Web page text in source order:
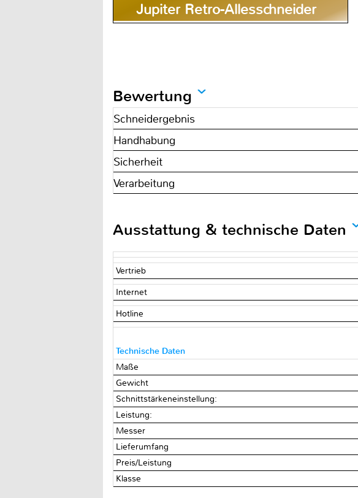
Jupiter Retro-Allesschneider
Bewertung
Schneidergebnis
Handhabung
Sicherheit
Verarbeitung
Ausstattung & technische Daten
Vertrieb
Internet
Hotline
Technische Daten
Maße
Gewicht
Schnittstärkeneinstellung:
Leistung:
Messer
Lieferumfang
Preis/Leistung
Klasse